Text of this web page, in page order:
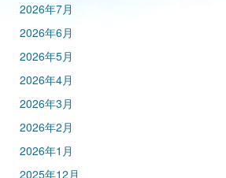
2026年7月
2026年6月
2026年5月
2026年4月
2026年3月
2026年2月
2026年1月
2025年12月